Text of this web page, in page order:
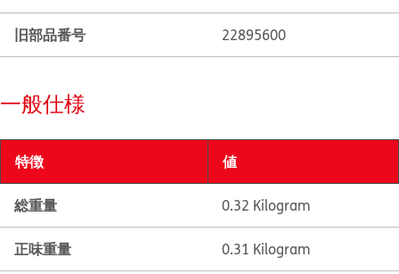
旧部品番号 22895600
一般仕様
特徴 値
総重量 0.32 Kilogram
正味重量 0.31 Kilogram